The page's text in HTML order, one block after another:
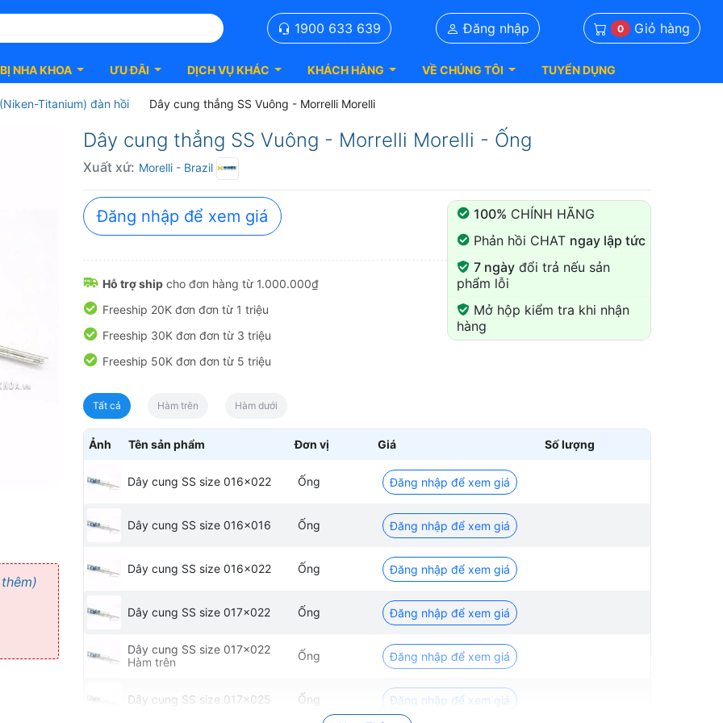
1900 633 639 Đăng nhập 0 Giỏ hàng
NHA KHOA ƯU ĐÃI DỊCH VỤ KHÁC KHÁCH HÀNG VỀ CHÚNG TÔI TUYỂN DỤNG
Titanium) đàn hồi Dây cung thẳng SS Vuông - Morrelli Morelli
Dây cung thẳng SS Vuông - Morrelli Morelli - Ống
Xuất xứ: Morelli - Brazil
100% CHÍNH HÃNG
Phản hồi CHAT ngay lập tức
7 ngàyđổi trả nếu sản
phẩm lỗi
Mở hộp kiểm tra khi nhận
hàng
Đăng nhập để xem giá
Hỗ trợ ship cho đơn hàng từ 1.000.000₫
Freeship 20K đơn đơn từ 1 triệu
Freeship 30K đơn đơn từ 3 triệu
Freeship 50K đơn đơn từ 5 triệu
Tất cả Hàm trên Hàm dưới
Ảnh Tên sản phẩm Đơn vị Giá Số lượng
Dây cung SS size 016x022 Ống Đăng nhập để xem giá
Dây cung SS size 016x016 Ống Đăng nhập để xem giá
Dây cung SS size 016x022 Ống Đăng nhập để xem giá
Dây cung SS size 017x022 Ống Đăng nhập để xem giá
Dây cung SS size 017x022
Hàm trên
Ống Đăng nhập để xem giá
Dây cung SS size 017x025 Ống Đăng nhập để xem giá